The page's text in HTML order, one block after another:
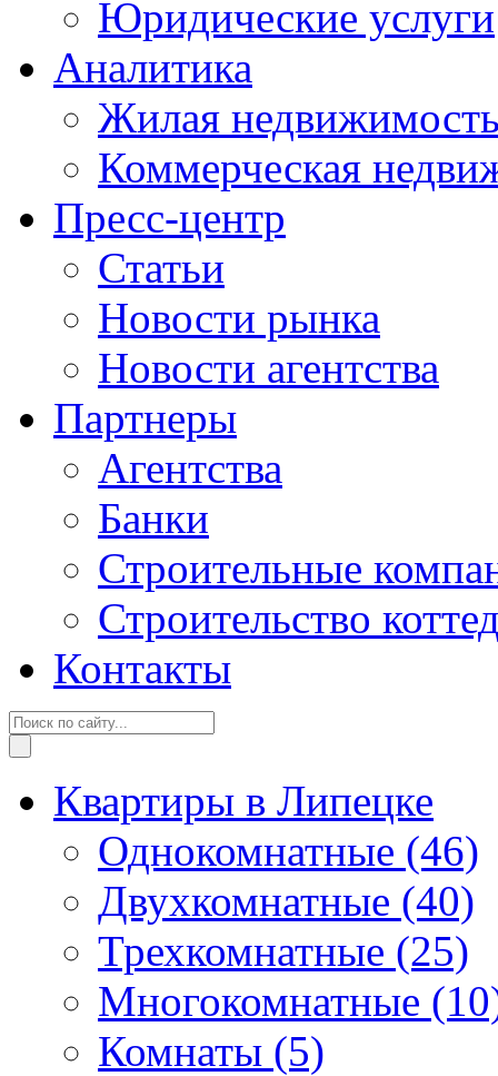
Юридические услуги
Аналитика
Жилая
Коммерческая
Пресс-центр
Статьи
Новости рынка
Новости агентства
Партнеры
Агентства
Банки
Строительные
Строительство
Контакты
Квартиры в Липецке
Однокомнатные (46)
Двухкомнатные (40)
Трехкомнатные (25)
Многокомнатные
Комнаты (5)